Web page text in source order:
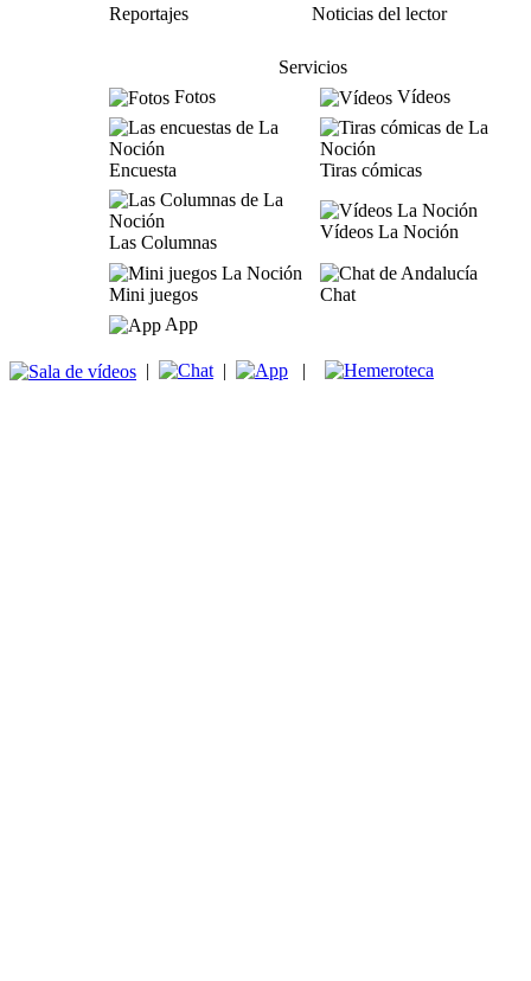
Reportajes
Noticias del lector
Servicios
Fotos
Vídeos
Encuesta Tiras cómicas
Las Columnas
Vídeos La Noción
Mini juegos
Chat
App
| | |